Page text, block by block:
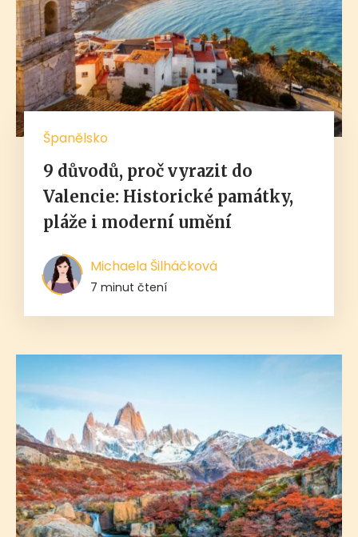
Španělsko
9 důvodů, proč vyrazit do
Valencie: Historické památky,
pláže i moderní umění
Michaela Šilháčková
7 minut čtení